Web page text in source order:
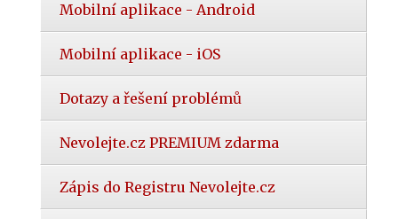
Mobilní aplikace - Android
Mobilní aplikace - iOS
Dotazy a řešení problémů
Nevolejte.cz PREMIUM zdarma
Zápis do Registru Nevolejte.cz